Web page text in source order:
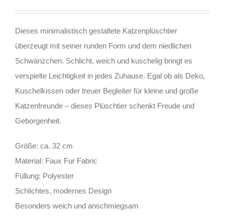
Dieses minimalistisch gestaltete Katzenplüschtier
überzeugt mit seiner runden Form und dem niedlichen
Schwänzchen. Schlicht, weich und kuschelig bringt es
verspielte Leichtigkeit in jedes Zuhause. Egal ob als Deko,
Kuschelkissen oder treuer Begleiter für kleine und große
Katzenfreunde – dieses Plüschtier schenkt Freude und
Geborgenheit.
Größe: ca. 32 cm
Material: Faux Fur Fabric
Füllung: Polyester
Schlichtes, modernes Design
Besonders weich und anschmiegsam